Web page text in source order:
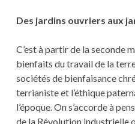
Des jardins ouvriers aux
C’est à partir de la seconde
bienfaits du travail de la
sociétés de bienfaisance
terrianiste et l’éthique
l’époque. On s’accorde à
de la Révolution industrielle